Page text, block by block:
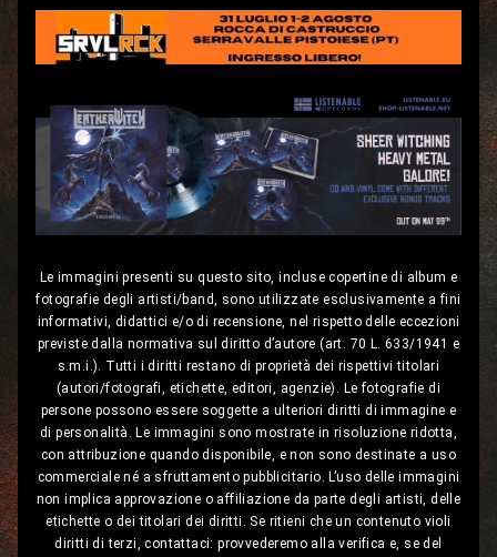
Le immagini presenti su questo sito, incluse copertine di album e
fotografie degli artisti/band, sono utilizzate esclusivamente a fini
informativi, didattici e/o di recensione, nel rispetto delle eccezioni
previste dalla normativa sul diritto d’autore (art. 70 L. 633/1941 e
s.m.i.). Tutti i diritti restano di proprietà dei rispettivi titolari
(autori/fotografi, etichette, editori, agenzie). Le fotografie di
persone possono essere soggette a ulteriori diritti di immagine e
di personalità. Le immagini sono mostrate in risoluzione ridotta,
con attribuzione quando disponibile, e non sono destinate a uso
commerciale né a sfruttamento pubblicitario. L’uso delle immagini
non implica approvazione o affiliazione da parte degli artisti, delle
etichette o dei titolari dei diritti. Se ritieni che un contenuto violi
diritti di terzi, contattaci: provvederemo alla verifica e, se del